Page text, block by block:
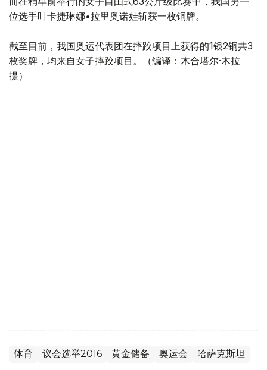
位选手叶卡捷琳娜•拉里奥诺娃斩获一枚铜牌。
截至目前，我国奥运代表团在摔跤项目上获得的1银2铜共3
枚奖牌，均来自女子摔跤项目。（编译：木合塔尔·木拉
提）
体育 议会选举2016 黄金储备 奥运会 哈萨克斯坦